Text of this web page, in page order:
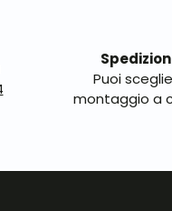
Puoi
montaggio a